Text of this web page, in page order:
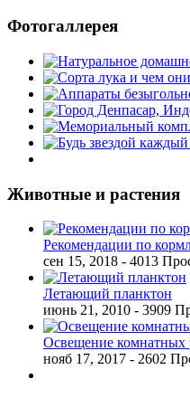
Фотогаллерея
Животные и растения
Рекомендации по
сен 15, 2018 - 4013
Летающий планктон
июнь 21, 2010 - 3909
Освещение комнатных
нояб 17, 2017 - 2602